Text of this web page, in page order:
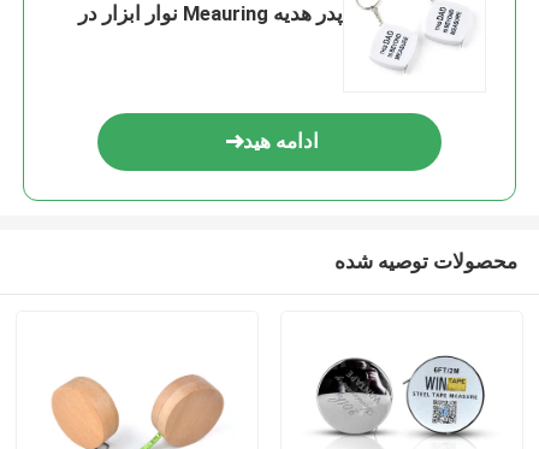
پدر هدیه Meauring نوار ابزار در
ادامه هید
محصولات توصیه شده